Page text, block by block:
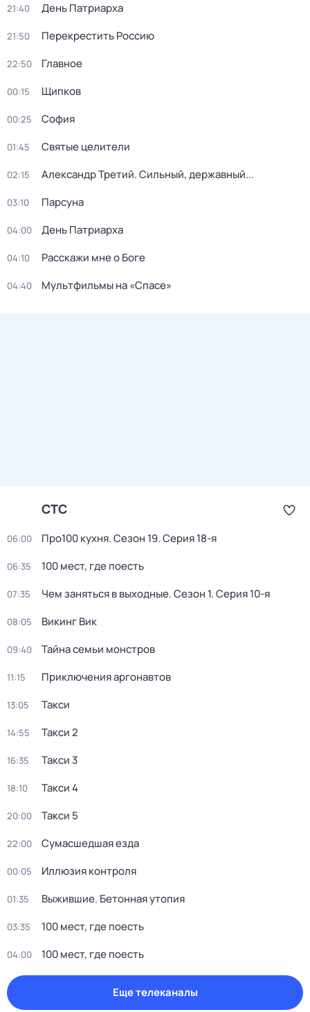
21:40 День Патриарха
21:50 Перекреcтить Росcию
22:50 Главное
00:15 Щипков
00:25 София
01:45 Святые целители
02:15 Александр Третий. Сильный, державный...
03:10 Парсуна
04:00 День Патриарха
04:10 Расскажи мне о Боге
04:40 Мультфильмы на «Спасе»
СТС
06:00 Про100 кухня. Сезон 19. Серия 18-я
06:35 100 мест, где поесть
07:35 Чем заняться в выходные. Сезон 1. Серия 10-я
08:05 Викинг Вик
09:40 Тайна семьи монстров
11:15 Приключения аргонавтов
13:05 Такси
14:55 Такси 2
16:35 Такси 3
18:10 Такси 4
20:00 Такси 5
22:00 Сумасшедшая езда
00:05 Иллюзия контроля
01:35 Выжившие. Бетонная утопия
03:35 100 мeст, где пoесть
04:00 100 мeст, где пoесть
Еще телеканалы